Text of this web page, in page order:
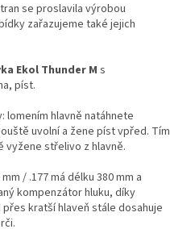
se proslavila výrobou
zařazujeme také jejich
Ekol Thunder Ms
píst.
lomením hlavně natáhnete
uvolní a žene píst vpřed. Tím
střelivo z hlavně.
/ .177 má délku 380 mm a
kompenzátor hluku, díky
kratší hlaveň stále dosahuje